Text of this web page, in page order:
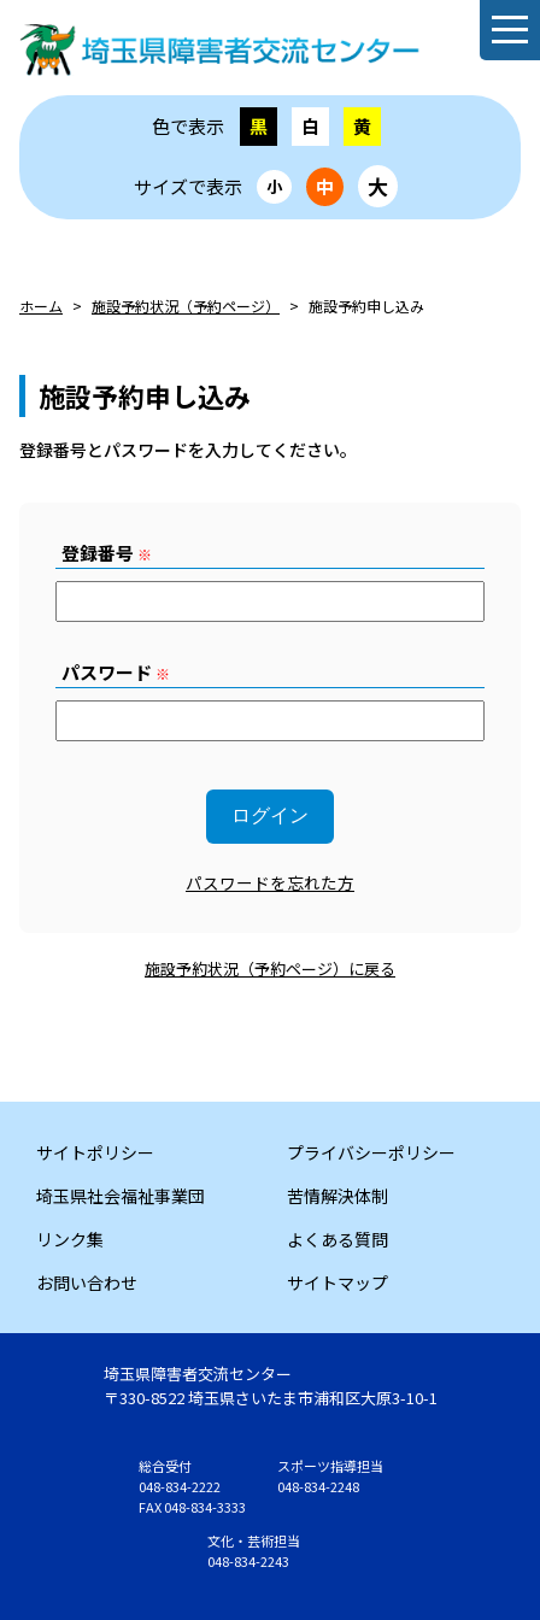
色で表示 黒 白 黄
サイズで表示 小 中 大
ホーム 施設予約状況（予約ページ） 施設予約申し込み
施設予約申し込み
登録番号とパスワードを⼊⼒してください。
登録番号 ※
パスワード ※
パスワードを忘れた方
施設予約状況（予約ページ）に戻る
サイトポリシー
プライバシーポリシー
埼玉県社会福祉事業団
苦情解決体制
リンク集
よくある質問
お問い合わせ
サイトマップ
埼玉県障害者交流センター
〒330-8522 埼玉県さいたま市浦和区大原3-10-1
総合受付
048-834-2222
FAX 048-834-3333
スポーツ指導担当
048-834-2248
文化・芸術担当
048-834-2243